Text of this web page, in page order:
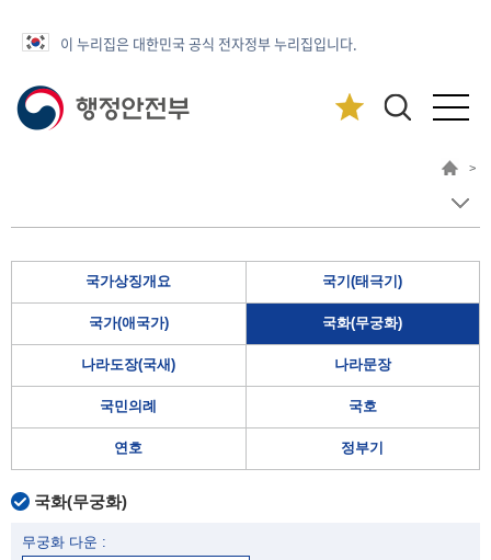
이 누리집은 대한민국 공식 전자정부 누리집입니다.
>
국가상징개요 국기(태극기)
국가(애국가) 국화(무궁화)
나라도장(국새) 나라문장
국민의례 국호
연호 정부기
국화(무궁화)
무궁화 다운 :